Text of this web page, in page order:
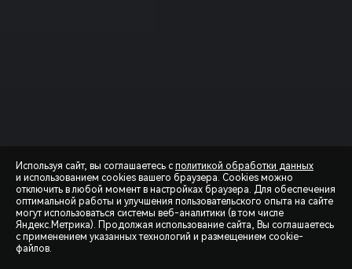
СПЕЦПРЕДЛОЖЕНИЯ
Используя сайт, вы соглашаетесь с политикой обработки данных
и использованием cookies вашего браузера. Cookies можно
отключить в любой момент в настройках браузера. Для обеспечения
оптимальной работы и улучшения пользовательского опыта на сайте
могут использоваться системы веб-аналитики (в том числе
Яндекс.Метрика). Продолжая использование сайта, Вы соглашаетесь
с применением указанных технологий и размещением cookie-
файлов.